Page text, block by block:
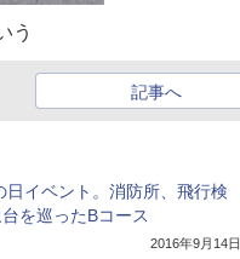
う
記事へ
イベント。消防所、飛行検
を巡ったBコース
2016年9月14日